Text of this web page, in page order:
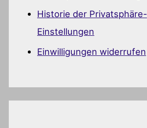
Historie der Privatsphäre-
Einstellungen
Einwilligungen widerrufen